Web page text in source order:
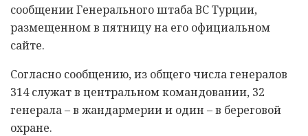
сообщении Генерального штаба ВС Турции,
размещенном в пятницу на его официальном
сайте.
Согласно сообщению, из общего числа генералов
314 служат в центральном командовании, 32
генерала – в жандармерии и один – в береговой
охране.